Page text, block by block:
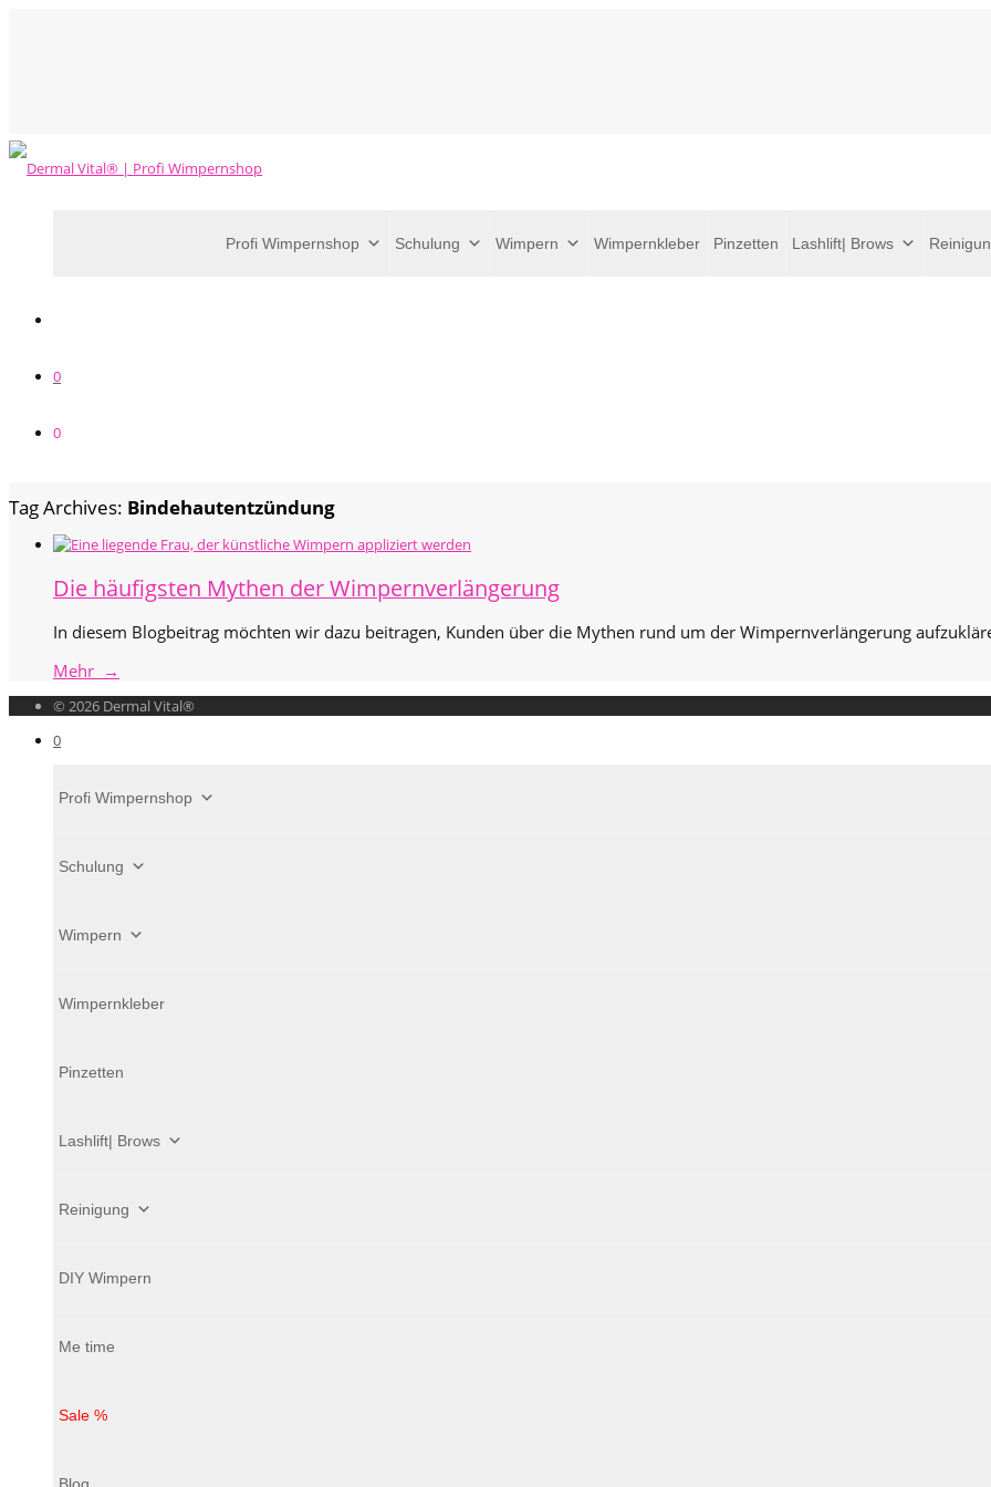
Profi Wimpernshop Schulung Wimpern Wimpernkleber Pinzetten Lashlift| Brows
0
0
Tag Archives: Bindehautentzündung
Die häufigsten Mythen der Wimpernverlängerung
In diesem Blogbeitrag möchten wir dazu beitragen, Kunden über die Mythen rund um der Wimpernverlängerung
Mehr →
© 2026 Dermal Vital®
0
Profi Wimpernshop
Schulung
Wimpern
Wimpernkleber
Pinzetten
Lashlift| Brows
Reinigung
DIY Wimpern
Me time
Sale %
Blog